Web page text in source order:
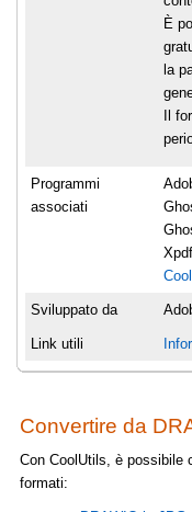
È
la
Il
Programmi
associati
Xpdf
Sviluppato da
Link utili
Convertire da
Con CoolUtils, è possibile
formati: